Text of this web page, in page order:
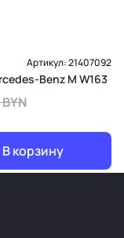
Артикул:21407092
Benz M W163
BYN
В корзину